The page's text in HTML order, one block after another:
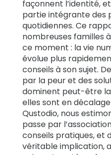
façonnent l’identité,
partie intégrante des
quotidiennes. Ce
nombreuses familles
ce moment : la vie
évolue plus
conseils à son sujet.
par la peur et des
dominent peut-être
elles sont en
Qustodio, nous
passe par
conseils pratiques, et
véritable implication,